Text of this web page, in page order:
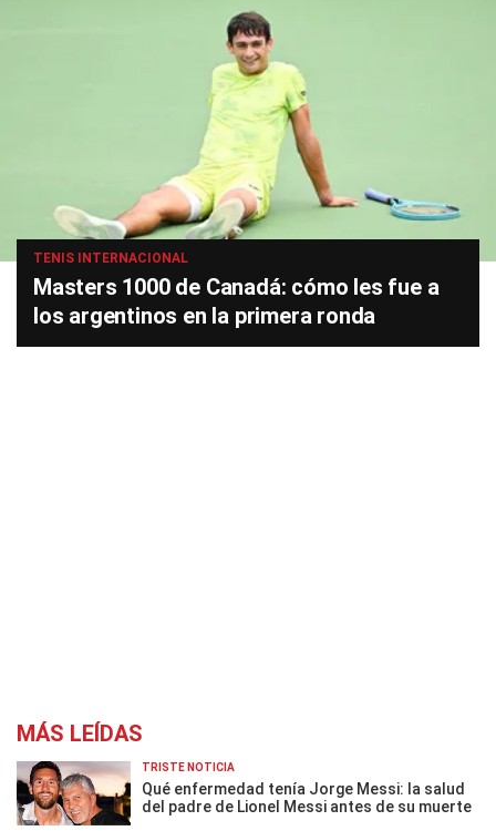
TENIS INTERNACIONAL
Masters 1000 de Canadá: cómo les fue a
los argentinos en la primera ronda
MÁS LEÍDAS
TRISTE NOTICIA
Qué enfermedad tenía Jorge Messi: la salud
del padre de Lionel Messi antes de su muerte